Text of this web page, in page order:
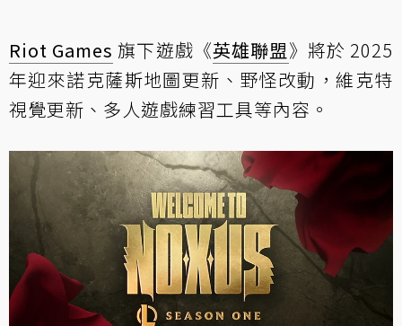
Riot Games 旗下遊戲《英雄聯盟》將於 2025
年迎來諾克薩斯地圖更新、野怪改動，維克特
視覺更新、多人遊戲練習工具等內容。